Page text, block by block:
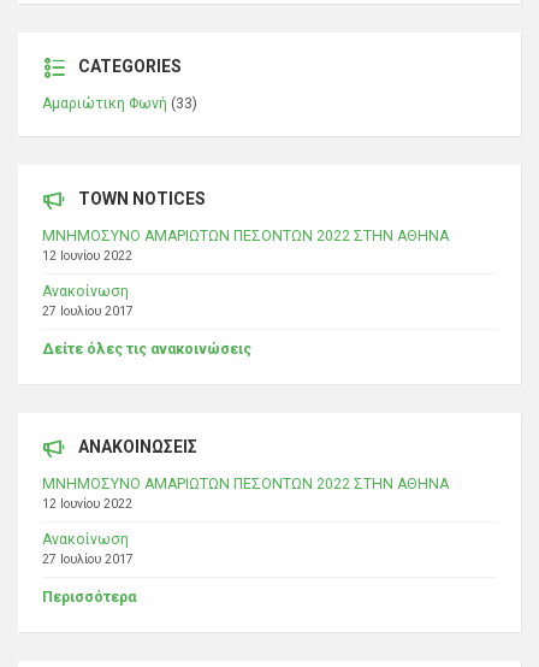
CATEGORIES
Αμαριώτικη Φωνή (33)
TOWN NOTICES
ΜΝΗΜΟΣΥΝΟ ΑΜΑΡΙΩΤΩΝ ΠΕΣΟΝΤΩΝ 2022 ΣΤΗΝ ΑΘΗΝΑ
12 Ιουνίου 2022
Ανακοίνωση
27 Ιουλίου 2017
Δείτε όλες τις ανακοινώσεις
ΑΝΑΚΟΙΝΩΣΕΙΣ
ΜΝΗΜΟΣΥΝΟ ΑΜΑΡΙΩΤΩΝ ΠΕΣΟΝΤΩΝ 2022 ΣΤΗΝ ΑΘΗΝΑ
12 Ιουνίου 2022
Ανακοίνωση
27 Ιουλίου 2017
Περισσότερα